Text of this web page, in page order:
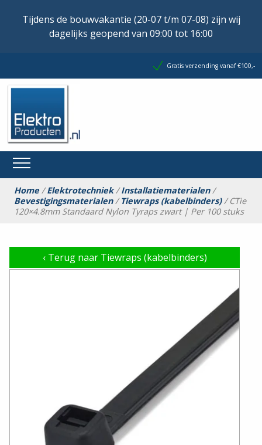
Tijdens de bouwvakantie (20-07 t/m 07-08) zijn wij
dagelijks geopend van 09:00 tot 16:00
Gratis verzending vanaf €100,-
Home/Elektrotechniek/Installatiematerialen/
Bevestigingsmaterialen/Tiewraps (kabelbinders)/ CTie
120×4.8mm Standaard Nylon Tyraps zwart | Per 100 stuks
‹Terug naar Tiewraps (kabelbinders)